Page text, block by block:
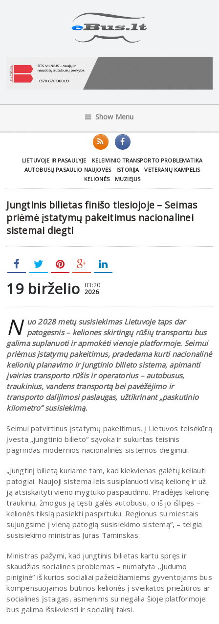
Show Menu
LIETUVOJE IR PASAULYJE
KELEIVINIO TRANSPORTO PROBLEMATIKA
AUTOBUSŲ PASAULIO NAUJOVĖS
ISTORIJA
VETERANŲ KAMPELIS
KELIONĖS
MUZIEJUS
Jungtinis bilietas finišo tiesiojoje – Seimas
priėmė įstatymų pakeitimus nacionalinei
sistemai diegti
19 birželio 03:20
2026
N uo 2028 metų susisiekimas Lietuvoje taps dar
patogesnis – keliones skirtingų rūšių transportu bus
galima suplanuoti ir apmokėti vienoje platformoje. Seimui
priėmus įstatymų pakeitimus, pradedama kurti nacionalinė
kelionių planavimo ir jungtinio bilieto sistema, apimanti
įvairias transporto rūšis ir operatorius – autobusus,
traukinius, vandens transportą bei pavėžėjimo ir
transporto dalijimosi paslaugas, užtikrinant „paskutinio
kilometro“ susisiekimą.
Seimui patvirtinus įstatymų pakeitimus, į Lietuvos teisėkūrą
įvesta „jungtinio bilieto“ sąvoka ir sukurtas teisinis
pagrindas modernios nacionalinės sistemos diegimui.
„Jungtinį bilietą kuriame tam, kad kiekvienas galėtų keliauti
patogiai. Naujoji sistema leis susiplanuoti visą kelionę ir už
ją atsiskaityti vieno mygtuko paspaudimu. Pradėjęs kelionę
traukiniu, žmogus ją tęsti galės autobusu, o iš jo išlipęs –
kelionės tikslą pasiekti paspirtuku. Regionus su miestais
sujungsime į vieną patogią susisiekimo sistemą“, – teigia
susisiekimo ministras Juras Taminskas.
Ministras pažymi, kad jungtinis bilietas kartu spręs ir
skaudžias socialines problemas – numatyta ,,Judumo
piniginė“ iš kurios socialiai pažeidžiamiems gyventojams bus
kompensuojamos būtinos kelionės į sveikatos priežiūros ar
socialines įstaigas, asmenims su negalia šioje platformoje
bus galima išsikviesti ir socialinį taksi.